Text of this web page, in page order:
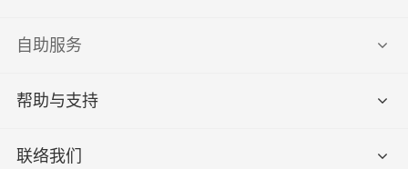
自助服务
帮助与支持
联络我们